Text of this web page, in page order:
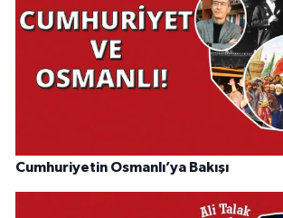
Cumhuriyetin Osmanlı’ya Bakışı